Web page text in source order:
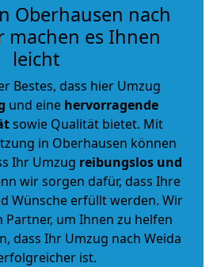
Oberhausen nach
machen es Ihnen
leicht
Bestes, dass hier Umzug
und eine hervorragende
sowie Qualität bietet. Mit
in Oberhausen können
Ihr Umzug reibungslos und
wir sorgen dafür, dass Ihre
Wünsche erfüllt werden. Wir
Partner, um Ihnen zu helfen
dass Ihr Umzug nach Weida
ist.